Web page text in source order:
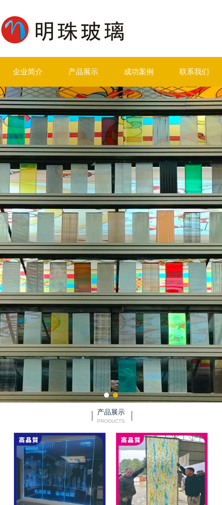
企业简介 产品展示 成功案例 联系我们
产品展示
PRODUCTS